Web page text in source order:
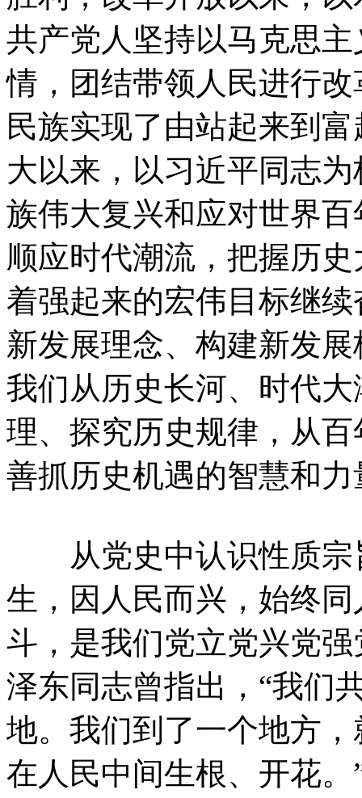
共产党人坚持以马克思
情，团结带领人民进行
民族实现了由站起来到
大以来，以习近平同志
族伟大复兴和应对世界
顺应时代潮流，把握历
着强起来的宏伟目标继
新发展理念、构建新发
我们从历史长河、时代
理、探究历史规律，从
善抓历史机遇的智慧和力
从党史中认识性质宗
生，因人民而兴，始终
斗，是我们党立党兴党
泽东同志曾指出，“我们
地。我们到了一个地方
在人民中间生根、开花